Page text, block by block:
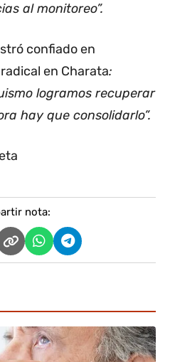
al monitoreo”.
confiado en
en Charata:
logramos recuperar
hay que consolidarlo”.
nota: